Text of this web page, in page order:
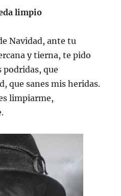
limpio
Navidad, ante tu
y tierna, te pido
podridas, que
que sanes mis heridas.
limpiarme,